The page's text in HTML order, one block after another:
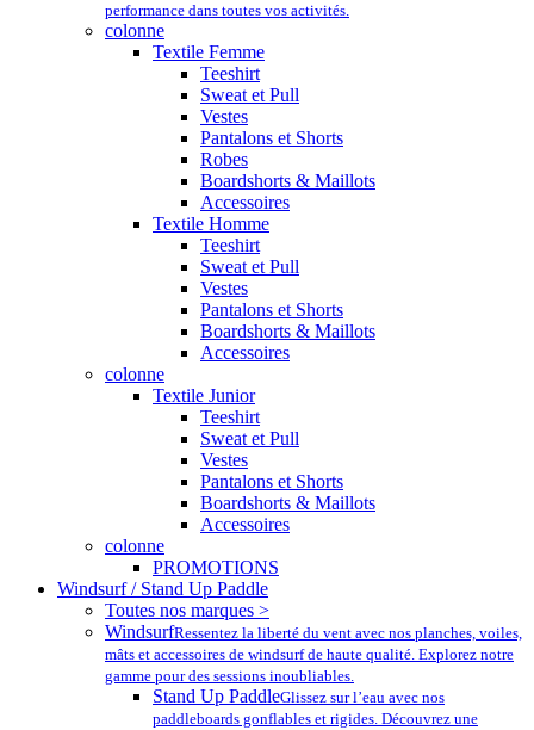
performance dans toutes vos activités.
colonne
Textile Femme
Teeshirt
Sweat et Pull
Vestes
Pantalons et Shorts
Robes
Boardshorts & Maillots
Accessoires
Textile Homme
Teeshirt
Sweat et Pull
Vestes
Pantalons et Shorts
Boardshorts & Maillots
Accessoires
colonne
Textile Junior
Teeshirt
Sweat et Pull
Vestes
Pantalons et Shorts
Boardshorts & Maillots
Accessoires
colonne
PROMOTIONS
Windsurf / Stand Up Paddle
Toutes nos marques >
WindsurfRessentez la liberté du vent avec nos planches, voiles,
mâts et accessoires de windsurf de haute qualité. Explorez notre
gamme pour des sessions inoubliables.
Stand Up PaddleGlissez sur l’eau avec nos
paddleboards gonflables et rigides. Découvrez une